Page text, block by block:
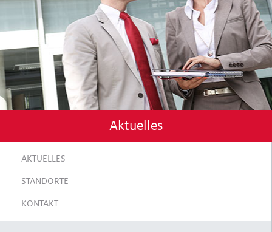
Aktuelles
AKTUELLES
STANDORTE
KONTAKT